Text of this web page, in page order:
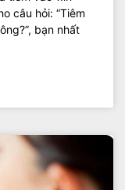
câu hỏi: “Tiêm
bạn nhất